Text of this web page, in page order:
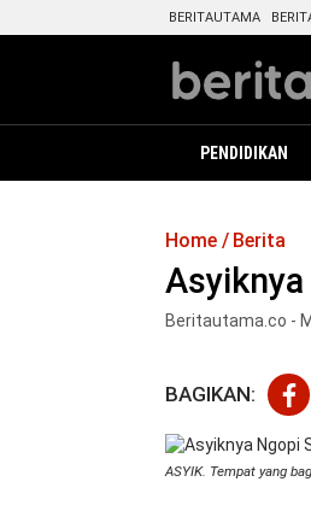
BERITAUTAMA
PENDIDIKAN
Home Berita
Beritautama.co -
BAGIKAN:
ASYIK. Tempat yang